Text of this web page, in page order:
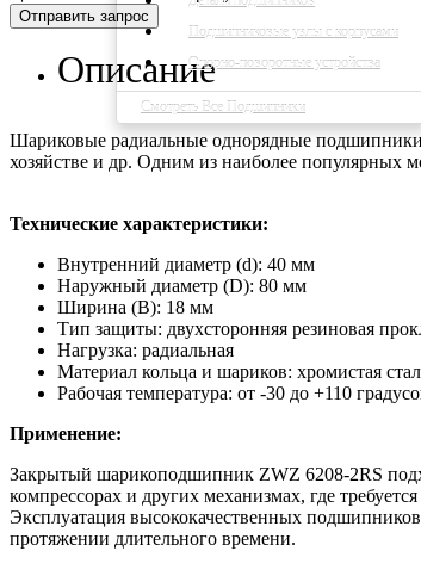
Подшипниковые узлы с корпусами
Опорно-поворотные устройства
Смотреть Все Подшипники
Отправить запрос
Описание
Шариковые радиальные однорядные
хозяйстве и др. Одним из наиболее популярных
Технические характеристики:
Внутренний диаметр (d): 40 мм
Наружный диаметр (D): 80 мм
Ширина (B): 18 мм
Тип защиты: двухсторонняя резиновая
Нагрузка: радиальная
Материал кольца и шариков: хромистая
Рабочая температура: от -30 до +110
Применение:
Закрытый шарикоподшипник ZWZ 6208-2RS
компрессорах и других механизмах, где
Эксплуатация высококачественных
протяжении длительного времени.